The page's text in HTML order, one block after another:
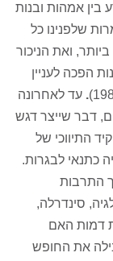
בין אמהות ובנות
שלפנינו כל
ואת הניכור
הפכה לעניין
. עד לאחרונה
דבר שייצר דגש
התיווכי של
כתנאי לבגרות.
התרבות
סינדרלה,
דמות האם
את החופש